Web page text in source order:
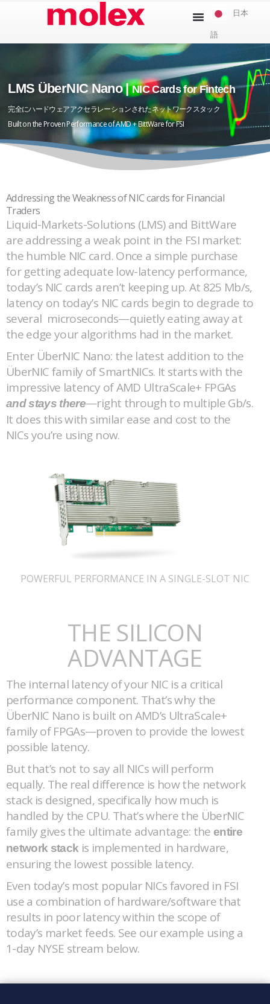
ッ
日本
語
LMS ÜberNIC Nano |NIC Cards for Fintech
完全にハードウェアアクセラレーションされたネットワークスタック
Built on the Proven Performance of AMD + BittWare for FSI
Addressing the Weakness of NIC cards for Financial
Traders
Liquid-Markets-Solutions (LMS) and BittWare
are addressing a weak point in the FSI market:
the humble NIC card. Once a simple purchase
for getting adequate low-latency performance,
today’s NIC cards aren’t keeping up. At 825 Mb/s,
latency on today’s NIC cards begin to degrade to
several microseconds—quietly eating away at
the edge your algorithms had in the market.
Enter ÜberNIC Nano: the latest addition to the
ÜberNIC family of SmartNICs. It starts with the
impressive latency of AMD UltraScale+ FPGAs
and stays there—right through to multiple Gb/s.
It does this with similar ease and cost to the
NICs you’re using now.
POWERFUL PERFORMANCE IN A SINGLE-SLOT NIC
THE SILICON
ADVANTAGE
The internal latency of your NIC is a critical
performance component. That’s why the
ÜberNIC Nano is built on AMD’s UltraScale+
family of FPGAs—proven to provide the lowest
possible latency.
But that’s not to say all NICs will perform
equally. The real difference is how the network
stack is designed, specifically how much is
handled by the CPU. That’s where the ÜberNIC
family gives the ultimate advantage: the entire
network stackis implemented in hardware,
ensuring the lowest possible latency.
Even today’s most popular NICs favored in FSI
use a combination of hardware/software that
results in poor latency within the scope of
today’s market feeds. See our example using a
1-day NYSE stream below.